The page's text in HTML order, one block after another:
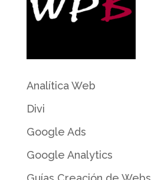
Analítica Web
Divi
Google Ads
Google Analytics